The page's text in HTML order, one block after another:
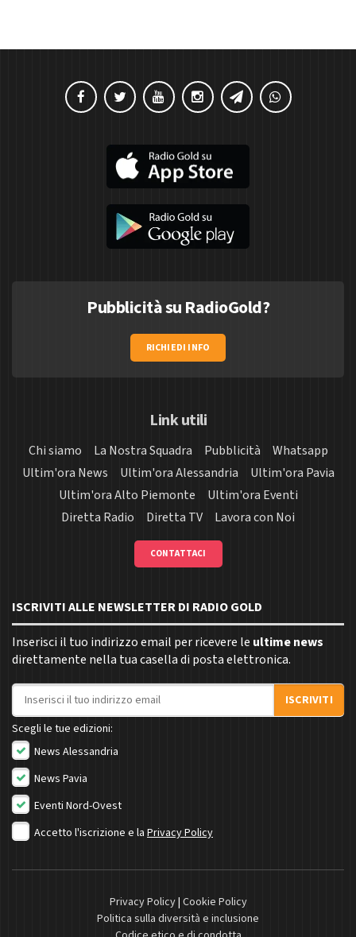
Pubblicità su RadioGold?
RICHIEDI INFO
Link utili
Chi siamo La Nostra Squadra Pubblicità
Whatsapp
Ultim'ora News
Ultim'ora Alessandria
Ultim'ora Pavia
Ultim'ora Alto Piemonte
Ultim'ora Eventi
Diretta Radio
Diretta TV Lavora con Noi
CONTATTACI
ISCRIVITI ALLE NEWSLETTER DI RADIO GOLD
Inserisci il tuo indirizzo email per ricevere le ultime news
direttamente nella tua casella di posta elettronica.
Indirizzo email
ISCRIVITI
Scegli le tue edizioni:
News Alessandria
News Pavia
Eventi Nord-Ovest
Accetto l'iscrizione e la Privacy Policy
Privacy Policy| Cookie Policy
Politica sulla diversità e inclusione